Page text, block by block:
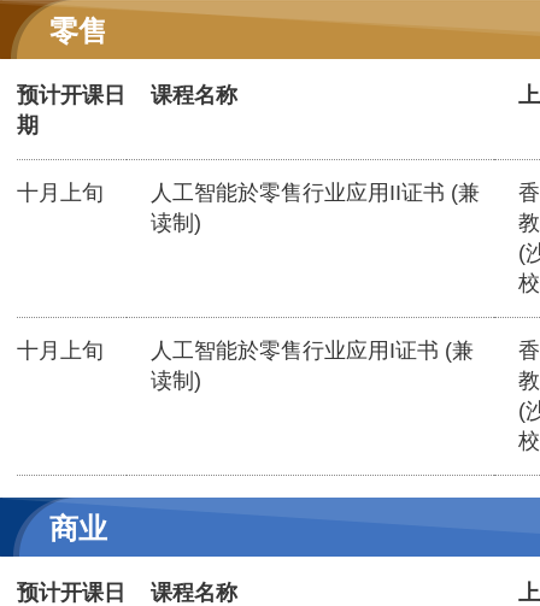
零售
预计开课日
期
课程名称
十月上旬
人工智能於零售行业应用II证书 (兼
读制)
(
十月上旬
人工智能於零售行业应用I证书 (兼
读制)
(
商业
预计开课日
课程名称